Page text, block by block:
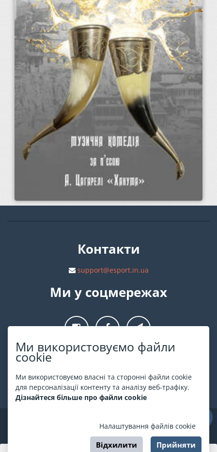
Ми використовуємо файли
cookie
Ми використовуємо власні та сторонні файли cookie
для персоналізації контенту та аналізу веб-трафіку.
Дізнайтеся більше про файли cookie
Налаштування файлів cookie
Відхилити Прийняти
Контакти
support@esport.in.ua
Ми у соцмережах
Про ESPORT.in.ua
На ESPORT.in.ua представлена афіша Києва та інших міст
України. Всі квитки продаються офіційно. Ми працюємо
безпосередньо з касами.